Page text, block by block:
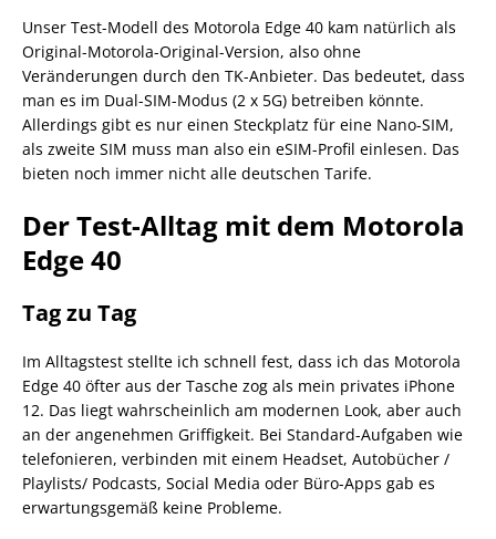
Unser Test-Modell des Motorola Edge 40 kam natürlich als
Original-Motorola-Original-Version, also ohne
Veränderungen durch den TK-Anbieter. Das bedeutet, dass
man es im Dual-SIM-Modus (2 x 5G) betreiben könnte.
Allerdings gibt es nur einen Steckplatz für eine Nano-SIM,
als zweite SIM muss man also ein eSIM-Profil einlesen. Das
bieten noch immer nicht alle deutschen Tarife.
Der Test-Alltag mit dem Motorola
Edge 40
Tag zu Tag
Im Alltagstest stellte ich schnell fest, dass ich das Motorola
Edge 40 öfter aus der Tasche zog als mein privates iPhone
12. Das liegt wahrscheinlich am modernen Look, aber auch
an der angenehmen Griffigkeit. Bei Standard-Aufgaben wie
telefonieren, verbinden mit einem Headset, Autobücher /
Playlists/ Podcasts, Social Media oder Büro-Apps gab es
erwartungsgemäß keine Probleme.